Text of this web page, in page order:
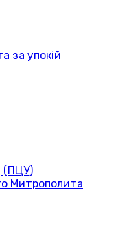
за упокій
(ПЦУ)
Митрополита